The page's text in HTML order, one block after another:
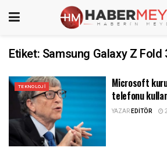
Etiket: Samsung Galaxy Z Fold
TEKNOLOJI
Microsoft
telefonu
YAZAREDITÖR